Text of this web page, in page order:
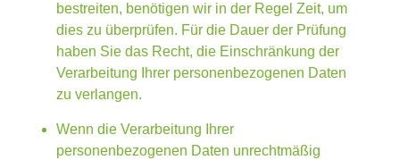
bestreiten, benötigen wir in der Regel Zeit, um
dies zu überprüfen. Für die Dauer der Prüfung
haben Sie das Recht, die Einschränkung der
Verarbeitung Ihrer personenbezogenen Daten
zu verlangen.
Wenn die Verarbeitung Ihrer
personenbezogenen Daten unrechtmäßig